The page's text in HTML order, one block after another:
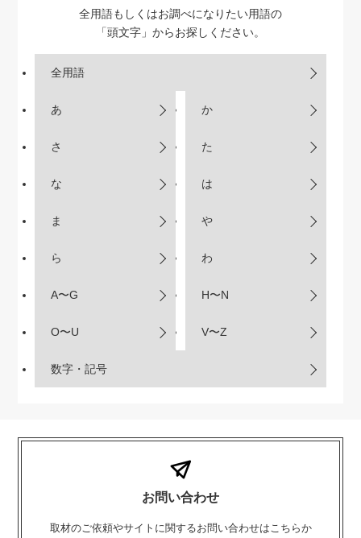
全用語もしくはお調べになりたい用語の
「頭文字」からお探しください。
全用語
あ か
さ た
な は
ま や
ら わ
A〜G H〜N
O〜U V〜Z
数字・記号
お問い合わせ
取材のご依頼やサイトに関するお問い合わせはこちらか